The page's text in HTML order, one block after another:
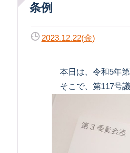
条例
2023.12.22(金)
本日は、令和5年第
そこで、第117号